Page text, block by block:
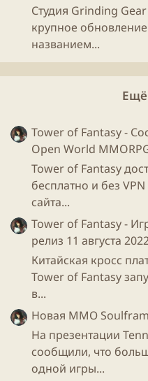
Студия Grinding
крупное
названием...
Ещё
Tower of Fantasy -
Open World
Tower of Fantasy
бесплатно и без
сайта...
Tower of Fantasy -
релиз 11 августа
Китайская кросс
Tower of Fantasy
в...
Новая ММО
На презентации
сообщили, что
одной игры...